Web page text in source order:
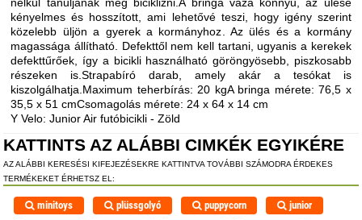
kényelmes és hosszított, ami lehetővé teszi, hogy igény szerint
közelebb üljön a gyerek a kormányhoz. Az ülés és a kormány
magassága állítható. Defekttől nem kell tartani, ugyanis a kerekek
defekttűrőek, így a bicikli használható göröngyösebb, piszkosabb
részeken is.Strapabíró darab, amely akár a tesókat is
kiszolgálhatja.Maximum teherbírás: 20 kgA bringa mérete: 76,5 x
35,5 x 51 cmCsomagolás mérete: 24 x 64 x 14 cm
Y Velo: Junior Air futóbicikli - Zöld
KATTINTS AZ ALÁBBI CIMKÉK EGYIKÉRE
AZ ALÁBBI KERESÉSI KIFEJEZÉSEKRE KATTINTVA TOVÁBBI SZÁMODRA ÉRDEKES
TERMÉKEKET ÉRHETSZ EL:
minitoys plüssgolyó puppycorn
junior